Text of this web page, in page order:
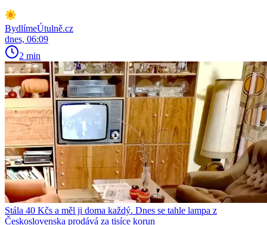
BydlímeÚtulně.cz
dnes, 06:09
2 min
Stála 40 Kčs a měl ji doma každý. Dnes se tahle lampa z
Československa prodává za tisíce korun